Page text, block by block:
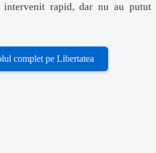
intervenit rapid, dar nu au putut
complet pe Libertatea